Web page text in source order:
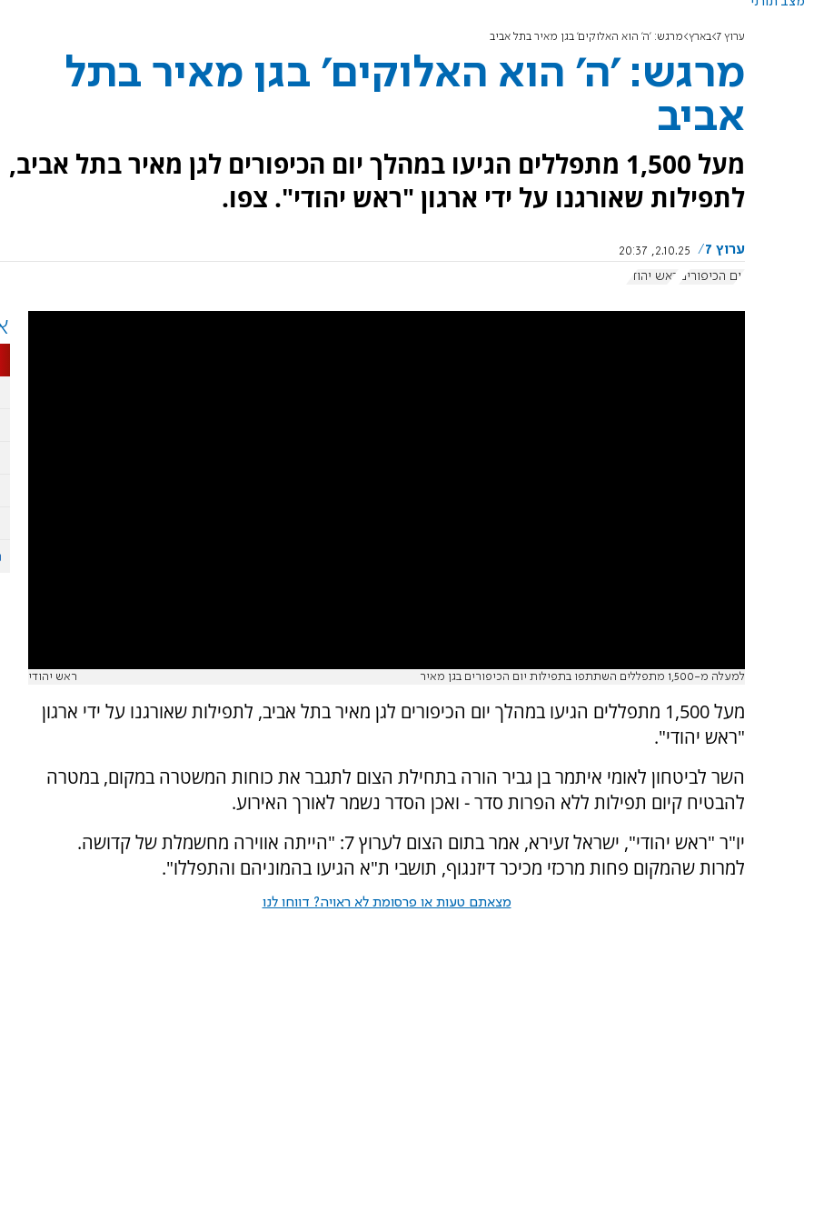
ערוץ 7 בארץ מרגש: 'ה' הוא האלוקים' בגן מאיר בתל אביב
מרגש: 'ה' הוא האלוקים' בגן מאיר בתל
אביב
מעל 1,500 מתפללים הגיעו במהלך יום הכיפורים לגן מאיר בתל אביב,
לתפילות שאורגנו על ידי ארגון "ראש יהודי". צפו.
ערוץ 7
2.10.25, 20:37
יום הכיפורים ראש יהודי
למעלה מ-1,500 מתפללים השתתפו בתפילות יום הכיפורים בגן מאיר ראש יהודי
מעל 1,500 מתפללים הגיעו במהלך יום הכיפורים לגן מאיר בתל אביב, לתפילות שאורגנו על ידי ארגון
"ראש יהודי".
השר לביטחון לאומי איתמר בן גביר הורה בתחילת הצום לתגבר את כוחות המשטרה במקום, במטרה
להבטיח קיום תפילות ללא הפרות סדר - ואכן הסדר נשמר לאורך האירוע.
יו"ר "ראש יהודי", ישראל זעירא, אמר בתום הצום לערוץ 7: "הייתה אווירה מחשמלת של קדושה.
למרות שהמקום פחות מרכזי מכיכר דיזנגוף, תושבי ת"א הגיעו בהמוניהם והתפללו".
מצאתם טעות או פרסומת לא ראויה? דווחו לנו